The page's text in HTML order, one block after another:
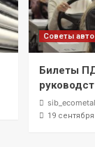
Советы
Билеты
sib_ecometal
19